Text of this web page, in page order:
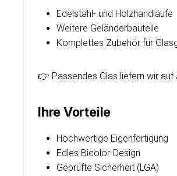
Edelstahl- und Holzhandläufe
Weitere Geländerbauteile
Komplettes Zubehör für
👉 Passendes Glas liefern wir auf
Ihre Vorteile
Hochwertige Eigenfertigung
Edles Bicolor-Design
Geprüfte Sicherheit (LGA)